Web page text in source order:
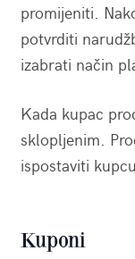
promijeniti.
potvrditi
izabrati način
Kada kupac
sklopljenim.
ispostaviti
Kuponi